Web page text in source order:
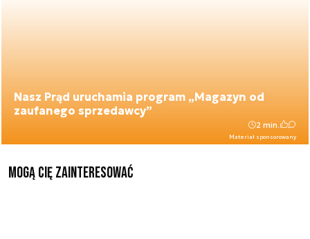
Nasz Prąd uruchamia program „Magazyn od
zaufanego sprzedawcy”
Materiał sponsorowany
2 min.
Mogą Cię zainteresować